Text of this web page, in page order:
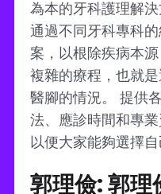
為本的牙科護理解
通過不同牙科專科
案，以根除疾病本
複雜的療程，也就
醫腳的情況。 提供
法、應診時間和專
以便大家能夠選擇
郭理儉: 郭理